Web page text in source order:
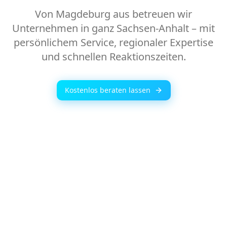
Von Magdeburg aus betreuen wir
Unternehmen in ganz Sachsen-Anhalt – mit
persönlichem Service, regionaler Expertise
und schnellen Reaktionszeiten.
Kostenlos beraten lassen